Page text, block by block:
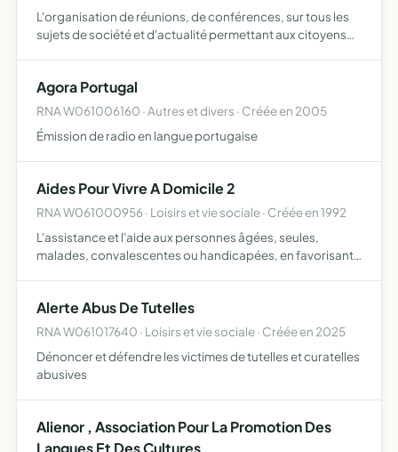
L'organisation de réunions, de conférences, sur tous les
sujets de société et d'actualité permettant aux citoyens
Agora Portugal
RNA W061006160 · Autres et divers · Créée en 2005
Émission de radio en langue portugaise
Aides Pour Vivre A Domicile 2
RNA W061000956 · Loisirs et vie sociale · Créée en 1992
L'assistance et l'aide aux personnes âgées, seules,
malades, convalescentes ou handicapées, en favorisant
Alerte Abus De Tutelles
RNA W061017640 · Loisirs et vie sociale · Créée en 2025
Dénoncer et défendre les victimes de tutelles et curatelles
abusives
Alienor , Association Pour La Promotion Des
Langues Et Des Cultures